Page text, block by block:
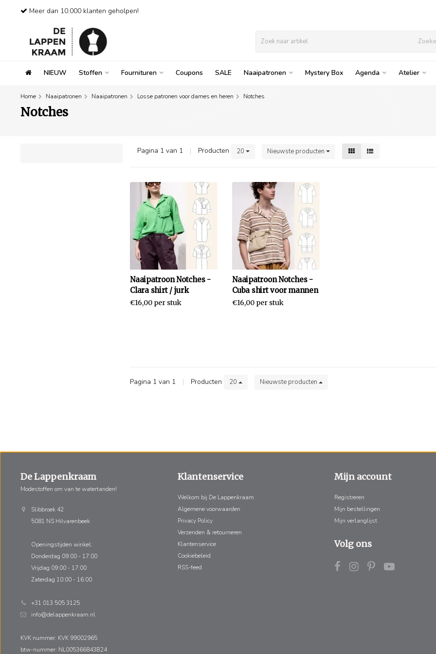
Meer dan 10.000 klanten geholpen!
NIEUW Stoffen Fournituren Coupons SALE Naaipatronen Mystery Box Agenda Atelier
Home Naaipatronen Naaipatronen Losse patronen voor dames en heren Notches
Notches
Pagina 1 van 1 | Producten 20 Nieuwste producten
Naaipatroon Notches -
Clara shirt / jurk
€16,00 per stuk
Naaipatroon Notches -
Cuba shirt voor mannen
€16,00 per stuk
Pagina 1 van 1 | Producten 20 Nieuwste producten
De Lappenkraam
Modestoffen om van te watertanden!
Slibbroek 42
5081 NS Hilvarenbeek
Openingstijden winkel:
Donderdag 09:00 - 17:00
Vrijdag 09:00 - 17:00
Zaterdag 10:00 - 16:00
+31 013 505 3125
info@delappenkraam.nl
KVK nummer: KVK 99002965
btw-nummer: NL005366843B24
Klantenservice
Welkom bij De Lappenkraam
Algemene voorwaarden
Privacy Policy
Verzenden & retourneren
Klantenservice
Cookiebeleid
RSS-feed
Mijn account
Registreren
Mijn bestellingen
Mijn verlanglijst
Volg ons